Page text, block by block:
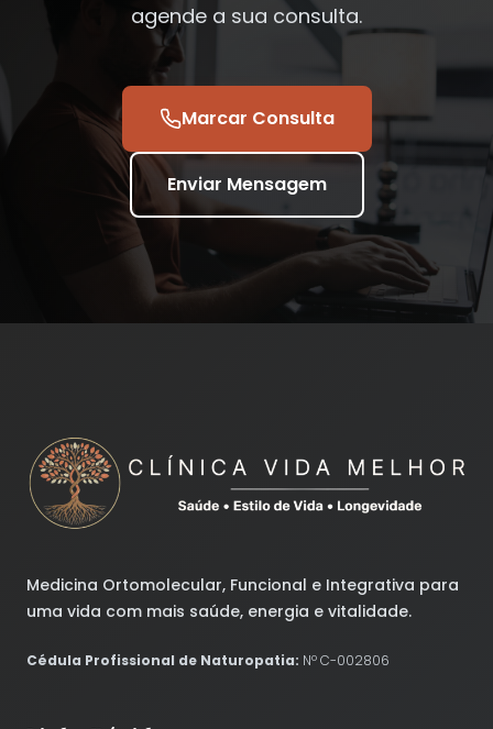
agende a sua consulta.
Marcar Consulta
Enviar Mensagem
Medicina Ortomolecular, Funcional e Integrativa para
uma vida com mais saúde, energia e vitalidade.
Cédula Profissional de Naturopatia: Nº C-002806